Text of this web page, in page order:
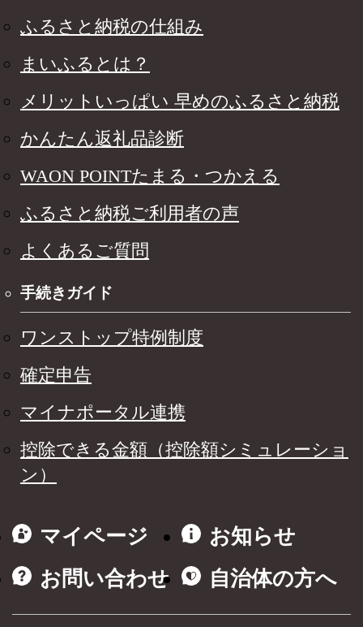
ふるさと納税の仕組み
まいふるとは？
メリットいっぱい 早めのふるさと納税
かんたん返礼品診断
WAON POINTたまる・つかえる
ふるさと納税ご利用者の声
よくあるご質問
手続きガイド
ワンストップ特例制度
確定申告
マイナポータル連携
控除できる金額（控除額シミュレーショ
ン）
マイページ
お知らせ
お問い合わせ
自治体の方へ